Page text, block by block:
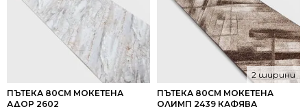
ПЪТЕКА 80СМ МОКЕТЕНА
АДОР 2602
ПЪТЕКА 80СМ МОКЕТЕНА
ОЛИМП 2439 КАФЯВА
2 ширини